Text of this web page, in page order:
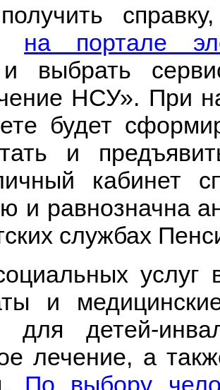
на портале
выбрать
НСУ». При
будет
и
кабинет
и равнозначна
службах
услуг
и
для детей-
лечение, а
По выбору